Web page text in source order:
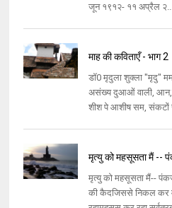
जून १९१२- ११ अप्रैल २...
माह की कविताएँ - भाग 2
डॉ0 मृदुला शुक्ला "मृदु"
असंख्य दुआओं वाली,
शीश पे आशीष सम, संकटों
मृत्यु को महसूसता मैं --
मृत्यु को महसूसता मैं--
की कैदजिससे निकल कर